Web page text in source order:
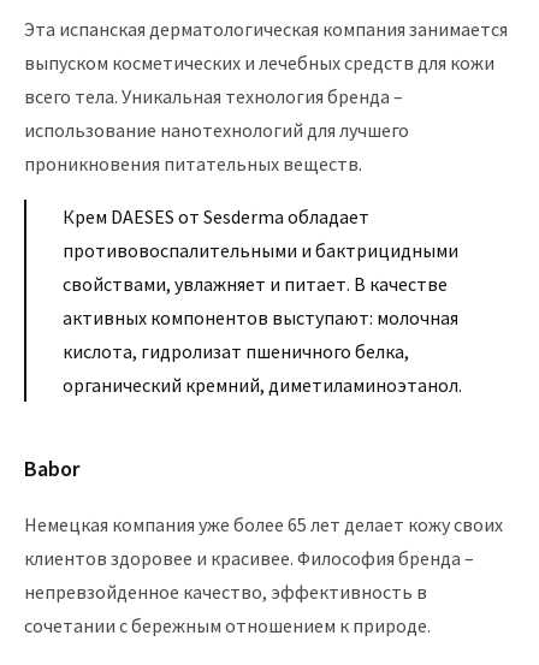
Эта испанская дерматологическая компания занимается
выпуском косметических и лечебных средств для кожи
всего тела. Уникальная технология бренда –
использование нанотехнологий для лучшего
проникновения питательных веществ.
Крем DAESES от Sesderma обладает
противовоспалительными и бактрицидными
свойствами, увлажняет и питает. В качестве
активных компонентов выступают: молочная
кислота, гидролизат пшеничного белка,
органический кремний, диметиламиноэтанол.
Babor
Немецкая компания уже более 65 лет делает кожу своих
клиентов здоровее и красивее. Философия бренда –
непревзойденное качество, эффективность в
сочетании с бережным отношением к природе.